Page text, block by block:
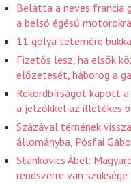
Belátta a neves francia
a belső égésű
11 gólya tetemére
Fizetős lesz, ha elsők
előzetesét, háborog a
Rekordbírságot kapott
a jelzőkkel az illetékes
Százával térnének
állományba, Pósfai
Stankovics Ábel:
rendszerre van szüksége